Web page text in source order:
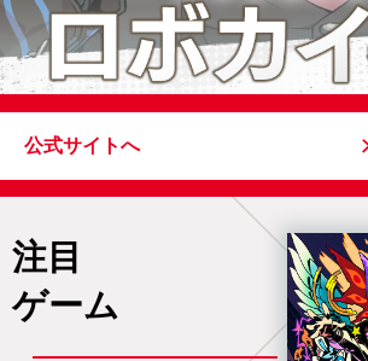
公式サイトへ
注目
ゲーム